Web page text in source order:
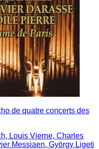
de quatre concerts des
Louis Vierne, Charles
Messiaen, György Ligeti